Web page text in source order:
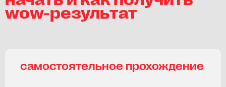
wow-результат
самостоятельное прохождение